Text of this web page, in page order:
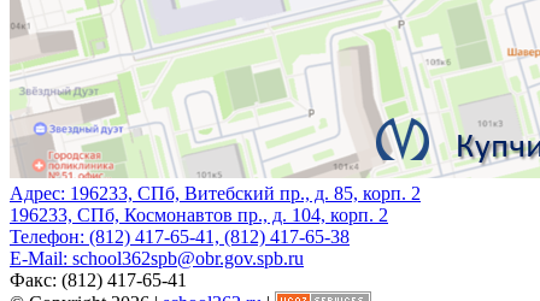
Адрес: 196233, СПб, Витебский пр., д. 85, корп. 2
196233, СПб, Космонавтов пр., д. 104, корп. 2
Телефон: (812) 417-65-41, (812) 417-65-38
E-Mail: school362spb@obr.gov.spb.ru
Факс: (812) 417-65-41